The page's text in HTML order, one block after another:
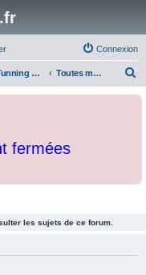
Connexion
Tunning en général Toutes motorisations
c
fermées
les sujets de ce forum.